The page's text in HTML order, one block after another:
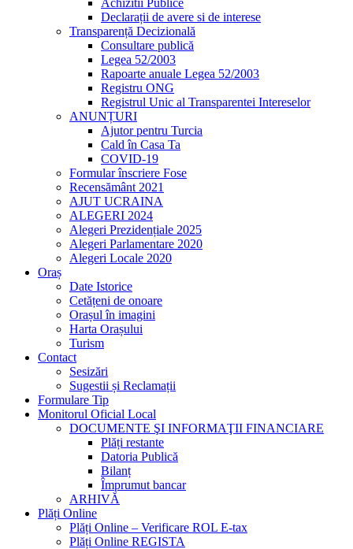
Achizitii Publice
Declarații de avere si de interese
Transparență Decizională
Consultare publică
Legea 52/2003
Rapoarte anuale Legea 52/2003
Registru ONG
Registrul Unic al Transparentei Intereselor
ANUNȚURI
Ajutor pentru Turcia
Cald în Casa Ta
COVID-19
Formular înscriere Fose
Recensământ 2021
AJUT UCRAINA
ALEGERI 2024
Alegeri Prezidențiale 2025
Alegeri Parlamentare 2020
Alegeri Locale 2020
Oraș
Date Istorice
Cetățeni de onoare
Orașul în imagini
Harta Orașului
Turism
Contact
Sesizări
Sugestii și Reclamații
Formulare Tip
Monitorul Oficial Local
DOCUMENTE ŞI INFORMAŢII FINANCIARE
Plăți restante
Datoria Publică
Bilanț
Împrumut bancar
ARHIVĂ
Plăți Online
Plăți Online – Verificare ROL E-tax
Plăți Online REGISTA